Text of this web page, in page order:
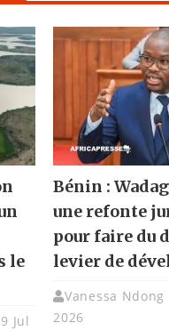
le
Jul
Bénin :
une refonte
pour faire du
levier de
Vanessa Ndong
2026